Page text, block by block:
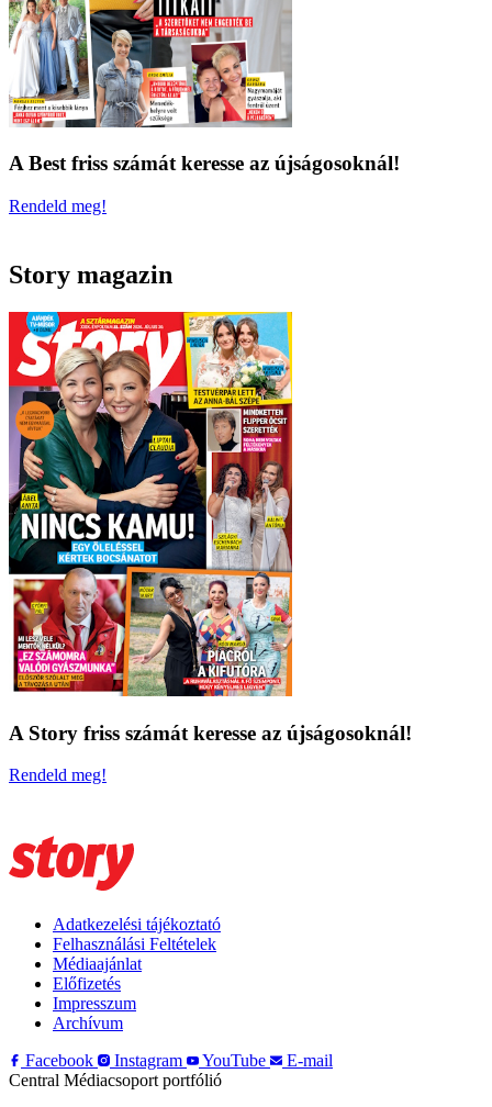
A Best friss számát keresse az újságosoknál!
Rendeld meg!
Story magazin
A Story friss számát keresse az újságosoknál!
Rendeld meg!
Adatkezelési tájékoztató
Felhasználási Feltételek
Médiaajánlat
Előfizetés
Impresszum
Archívum
Facebook
Instagram YouTube
E-mail
Central Médiacsoport portfólió